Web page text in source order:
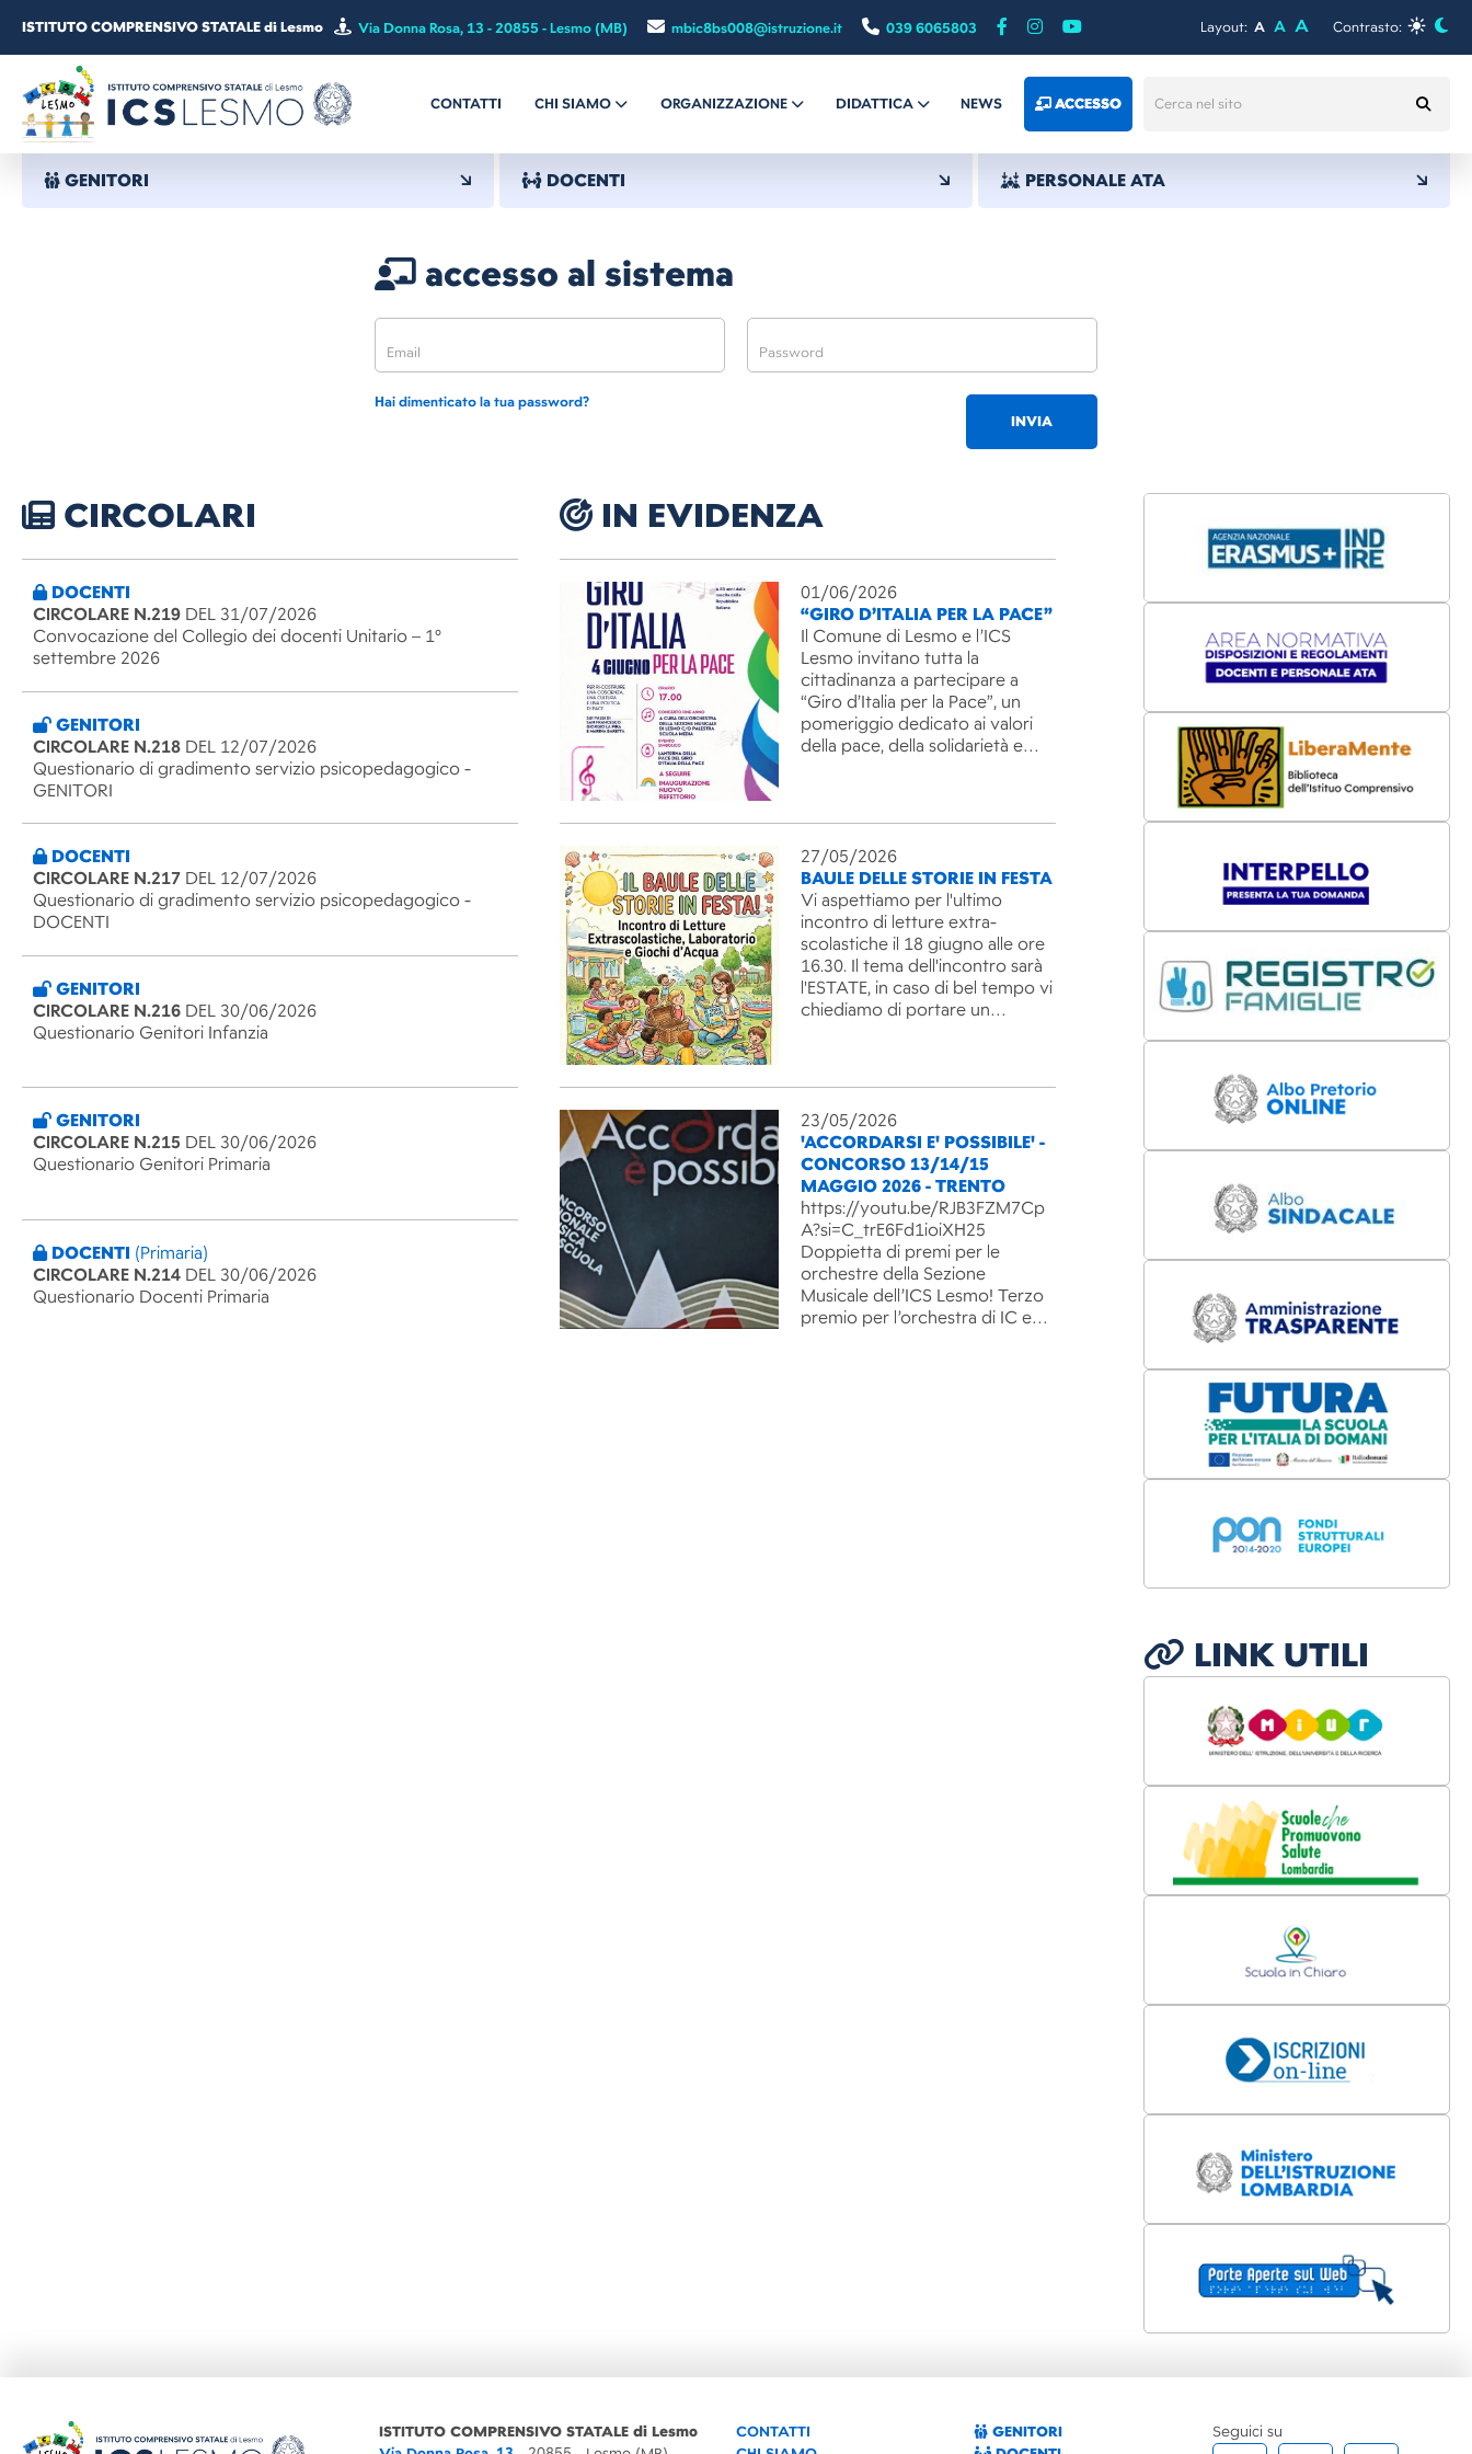
ISTITUTO COMPRENSIVO STATALE di Lesmo Via Donna Rosa, 13 - 20855 - Lesmo (MB) mbic8bs008@istruzione.it 039 6065803 Layout: A A A Contrasto:
CONTATTI CHI SIAMO ORGANIZZAZIONE DIDATTICA NEWS ACCESSO
GENITORI DOCENTI PERSONALE ATA
accesso al sistema
Hai dimenticato la tua password?
INVIA
CIRCOLARI
DOCENTI
CIRCOLARE N.219 DEL 31/07/2026
Convocazione del Collegio dei docenti Unitario – 1°
settembre 2026
GENITORI
CIRCOLARE N.218 DEL 12/07/2026
Questionario di gradimento servizio psicopedagogico -
GENITORI
DOCENTI
CIRCOLARE N.217 DEL 12/07/2026
Questionario di gradimento servizio psicopedagogico -
DOCENTI
GENITORI
CIRCOLARE N.216 DEL 30/06/2026
Questionario Genitori Infanzia
GENITORI
CIRCOLARE N.215 DEL 30/06/2026
Questionario Genitori Primaria
DOCENTI (Primaria)
CIRCOLARE N.214 DEL 30/06/2026
Questionario Docenti Primaria
IN EVIDENZA
01/06/2026
“GIRO D’ITALIA PER LA PACE”
Il Comune di Lesmo e l’ICS
Lesmo invitano tutta la
cittadinanza a partecipare a
“Giro d’Italia per la Pace”, un
pomeriggio dedicato ai valori
della pace, della solidarietà e…
27/05/2026
BAULE DELLE STORIE IN FESTA
Vi aspettiamo per l'ultimo
incontro di letture extra-
scolastiche il 18 giugno alle ore
16.30. Il tema dell'incontro sarà
l'ESTATE, in caso di bel tempo vi
chiediamo di portare un…
23/05/2026
'ACCORDARSI E' POSSIBILE' -
CONCORSO 13/14/15
MAGGIO 2026 - TRENTO
https://youtu.be/RJB3FZM7Cp
A?si=C_trE6Fd1ioiXH25
Doppietta di premi per le
orchestre della Sezione
Musicale dell’ICS Lesmo! Terzo
premio per l’orchestra di IC e…
LINK UTILI
ISTITUTO COMPRENSIVO STATALE di Lesmo
CONTATTI
GENITORI
Seguici su